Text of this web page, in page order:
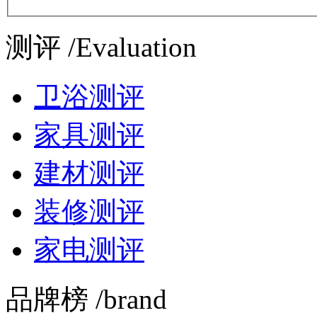
测评 /Evaluation
卫浴测评
家具测评
建材测评
装修测评
家电测评
品牌榜 /brand